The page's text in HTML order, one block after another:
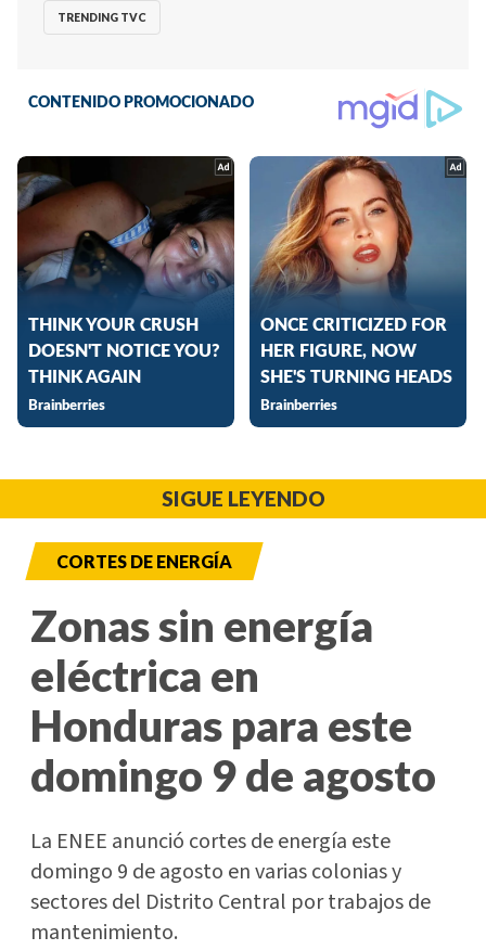
TRENDING TVC
SIGUE LEYENDO
CORTES DE ENERGÍA
Zonas sin energía
eléctrica en
Honduras para este
domingo 9 de agosto
La ENEE anunció cortes de energía este
domingo 9 de agosto en varias colonias y
sectores del Distrito Central por trabajos de
mantenimiento.